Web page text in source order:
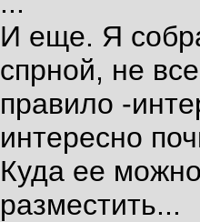
И еще. Я
спрной, не
правило -
интересно
Куда ее
разместить...